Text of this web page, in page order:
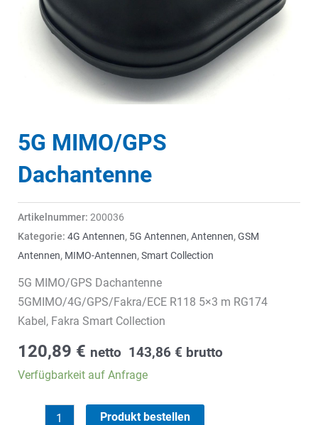
5G MIMO/GPS
Dachantenne
Artikelnummer: 200036
Kategorie: 4G Antennen, 5G Antennen,Antennen,GSM
Antennen, MIMO-Antennen,Smart Collection
5G MIMO/GPS Dachantenne
5GMIMO/4G/GPS/Fakra/ECE R118 5×3 m RG174
Kabel, Fakra Smart Collection
120,89 € netto 143,86 € brutto
Verfügbarkeit auf Anfrage
Produkt bestellen